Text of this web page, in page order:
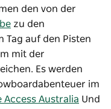
den von der
zu den
Tag auf den Pisten
mit der
Es werden
im
Access Australia Und